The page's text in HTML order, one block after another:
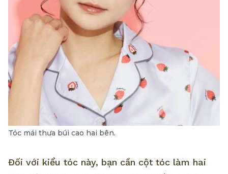
Tóc mái thưa búi cao hai bên.
Đối với kiểu tóc này, bạn cần cột tóc làm hai